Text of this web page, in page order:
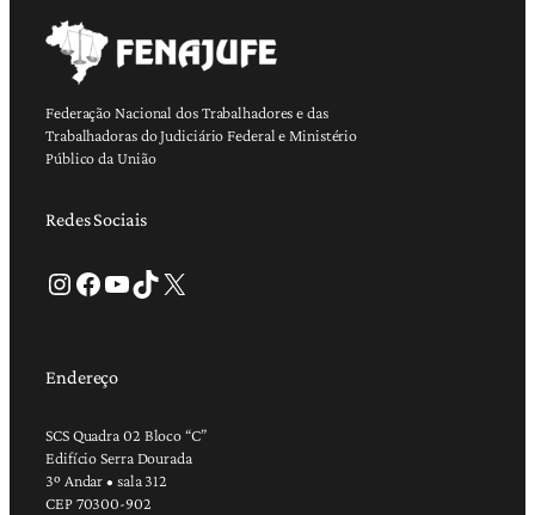
Federação Nacional dos Trabalhadores e das
Trabalhadoras do Judiciário Federal e Ministério
Público da União
Redes Sociais
Instagram Facebook Youtube TikTok X
Endereço
SCS Quadra 02 Bloco “C”
Edifício Serra Dourada
3º Andar • sala 312
CEP 70300-902